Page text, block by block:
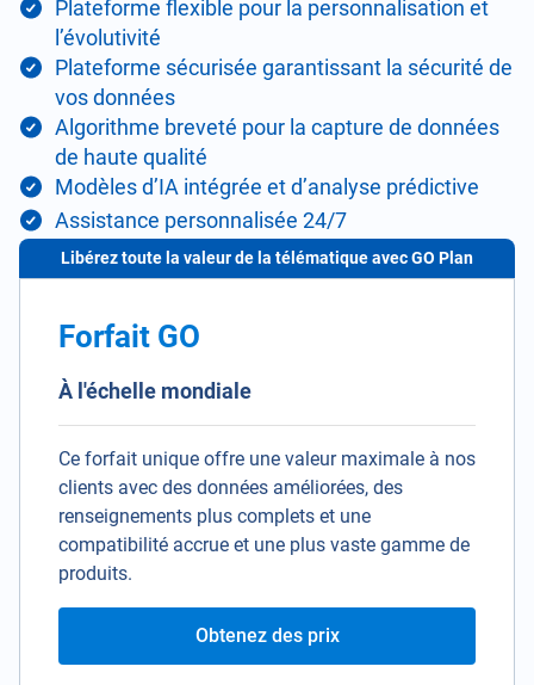
Plateforme flexible pour la personnalisation et
l’évolutivité
Plateforme sécurisée garantissant la sécurité de
vos données
Algorithme breveté pour la capture de données
de haute qualité
Modèles d’IA intégrée et d’analyse prédictive
Assistance personnalisée 24/7
Libérez toute la valeur de la télématique avec GO Plan
Forfait GO
À l'échelle mondiale
Ce forfait unique offre une valeur maximale à nos
clients avec des données améliorées, des
renseignements plus complets et une
compatibilité accrue et une plus vaste gamme de
produits.
Obtenez des prix